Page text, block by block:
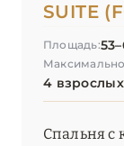
SUITE
Площадь:
4 взрослых
Спальня с